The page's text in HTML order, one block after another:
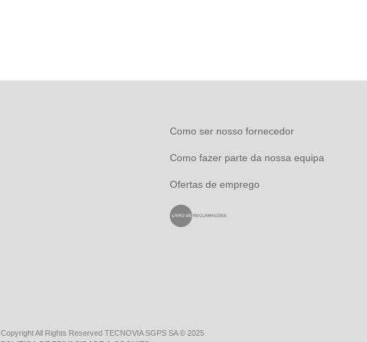
Como ser nosso fornecedor
Como fazer parte da nossa equipa
Ofertas de emprego
Copyright All Rights Reserved TECNOVIA SGPS SA © 2025